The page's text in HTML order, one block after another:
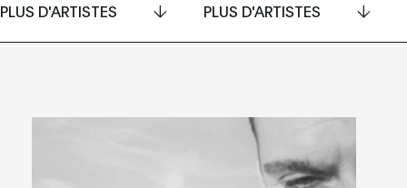
PLUS D'ARTISTES PLUS D'ARTISTES